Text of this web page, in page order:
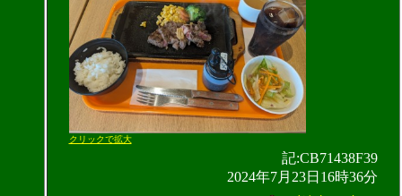
クリックで拡大
記:CB71438F39
2024年7月23日16時36分